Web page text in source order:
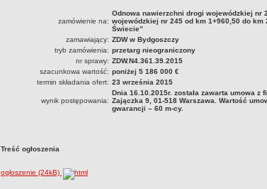
zamówienie na:
Odnowa nawierzchni drogi wojewódzkiej nr
wojewódzkiej nr 245 od km 1+960,50 do km
Świecie”
zamawiający: ZDW w Bydgoszczy
tryb zamówienia: przetarg nieograniczony
nr sprawy: ZDW.N4.361.39.2015
szacunkowa wartość: poniżej 5 186 000 €
termin składania ofert: 23 września 2015
wynik postępowania:
Dnia 16.10.2015r. została zawarta umowa z
Zajączka 9, 01-518 Warszawa. Wartość
gwarancji – 60 m-cy.
Treść ogłoszenia
ogłoszenie (24kB)